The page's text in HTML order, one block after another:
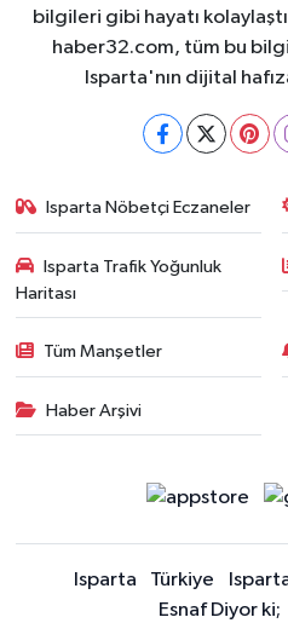
bilgileri gibi hayatı
haber32.com, tüm bu
Isparta'nın dijital
Isparta Nöbetçi Eczaneler
Isparta Trafik Yoğunluk
Haritası
Tüm Manşetler
Haber Arşivi
Isparta Türkiye
Esnaf Diyor ki;